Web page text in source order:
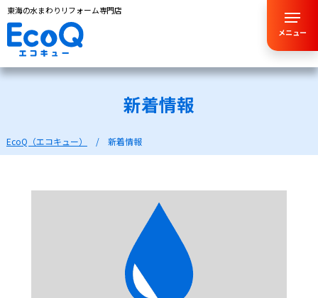
東海の水まわりリフォーム専門店
メニュー
新着情報
EcoQ（エコキュー） 新着情報